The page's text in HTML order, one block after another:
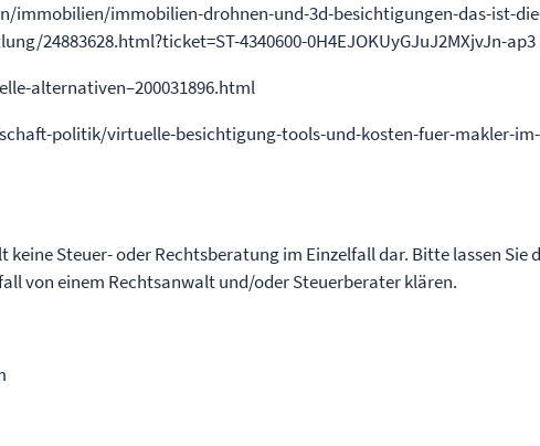
immobilien/immobilien-drohnen-und-3d-besichtigungen-das-ist-
24883628.html?ticket=ST-4340600-0H4EJOKUyGJuJ2MXjvJn-ap3
alternativen–200031896.html
politik/virtuelle-besichtigung-tools-und-kosten-fuer-makler-im-
keine Steuer- oder Rechtsberatung im Einzelfall dar. Bitte lassen Sie
von einem Rechtsanwalt und/oder Steuerberater klären.